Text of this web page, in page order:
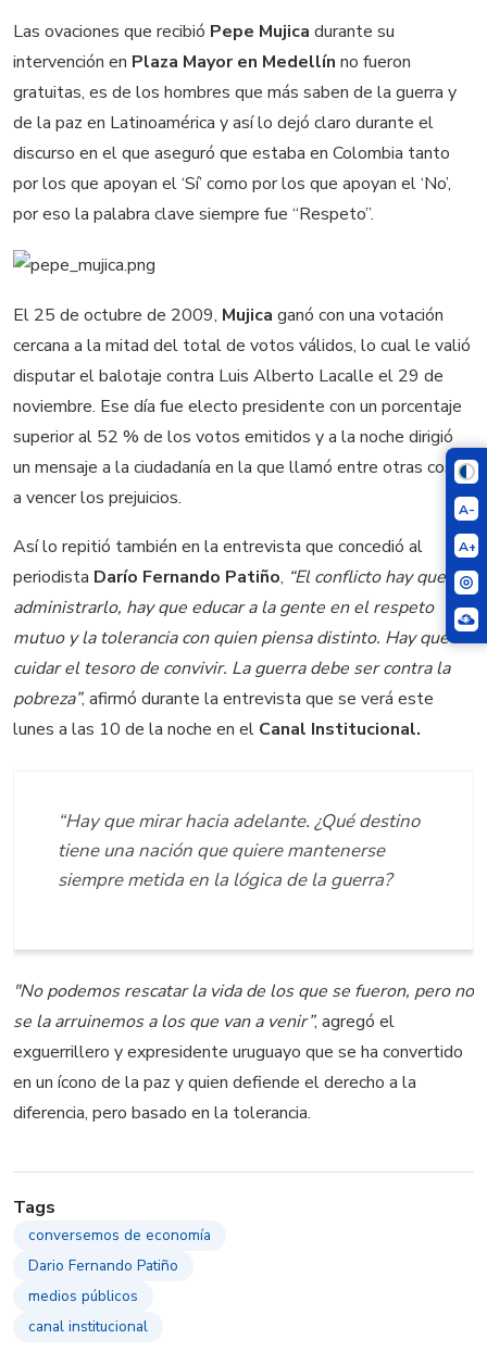
A-
A+
Las ovaciones que recibió Pepe Mujica durante su
intervención en Plaza Mayor en Medellín no fueron
gratuitas, es de los hombres que más saben de la guerra y
de la paz en Latinoamérica y así lo dejó claro durante el
discurso en el que aseguró que estaba en Colombia tanto
por los que apoyan el ‘Sí’ como por los que apoyan el ‘No’,
por eso la palabra clave siempre fue “Respeto”.
El 25 de octubre de 2009, Mujica ganó con una votación
cercana a la mitad del total de votos válidos, lo cual le valió
disputar el balotaje contra Luis Alberto Lacalle el 29 de
noviembre. Ese día fue electo presidente con un porcentaje
superior al 52 % de los votos emitidos y a la noche dirigió
un mensaje a la ciudadanía en la que llamó entre otras cosas
a vencer los prejuicios.
Así lo repitió también en la entrevista que concedió al
periodista Darío Fernando Patiño, “El conflicto hay que
administrarlo, hay que educar a la gente en el respeto
mutuo y la tolerancia con quien piensa distinto. Hay que
cuidar el tesoro de convivir. La guerra debe ser contra la
pobreza”, afirmó durante la entrevista que se verá este
lunes a las 10 de la noche en el Canal Institucional.
“Hay que mirar hacia adelante. ¿Qué destino
tiene una nación que quiere mantenerse
siempre metida en la lógica de la guerra?
"No podemos rescatar la vida de los que se fueron, pero no
se la arruinemos a los que van a venir”, agregó el
exguerrillero y expresidente uruguayo que se ha convertido
en un ícono de la paz y quien defiende el derecho a la
diferencia, pero basado en la tolerancia.
Tags
conversemos de economía
Dario Fernando Patiño
medios públicos
canal institucional